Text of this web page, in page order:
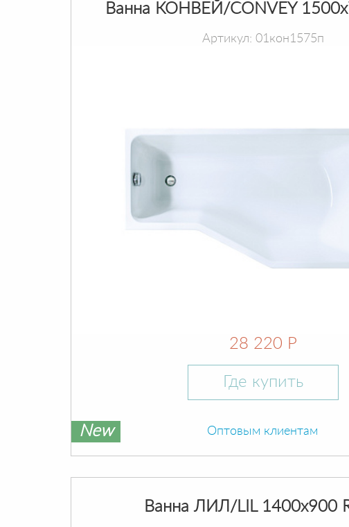
Ванна КОНВЕЙ/CONVEY
Артикул: 01кон1575п
28 220 Р
Где купить
New Оптовым клиентам
Ванна ЛИЛ/LIL 1400х900